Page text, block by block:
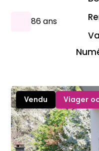
86 ans
Vendu Viager